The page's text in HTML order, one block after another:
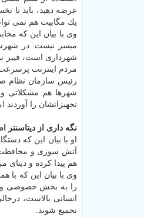
عرضه دهید، باید تا
یك مگابیت هم نمی
وی با بیان این كه
میسر نیست. در
شهرداری است، فیبر
مردم اینترنت
رئیس سازمان نظام
شهرها هم مشكلاتی
تجهیزاتشان را
نگه داری از
او با بیان این كه
آتش سوزی و محافظت
هم پیدا كرده و دیتای
وی با بیان این كه با
را به بخش خصوصی
انسانی بالاست،
تجمیع شوند.